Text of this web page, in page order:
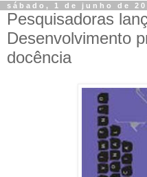
sábado, 1 de junho de
Pesquisadoras
Desenvolvimento
docência